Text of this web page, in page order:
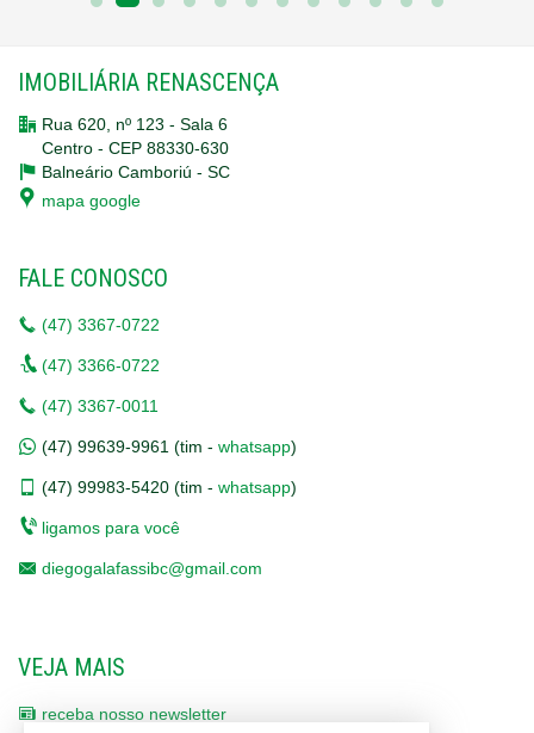
IMOBILIÁRIA RENASCENÇA
Rua 620, nº 123 - Sala 6
Centro - CEP 88330-630
Balneário Camboriú - SC
mapa google
FALE CONOSCO
(47) 3367-0722
(47) 3366-0722
(47) 3367-0011
(47) 99639-9961 (tim - whatsapp)
(47) 99983-5420 (tim - whatsapp)
ligamos para você
diegogalafassibc@gmail.com
VEJA MAIS
receba nosso newsletter